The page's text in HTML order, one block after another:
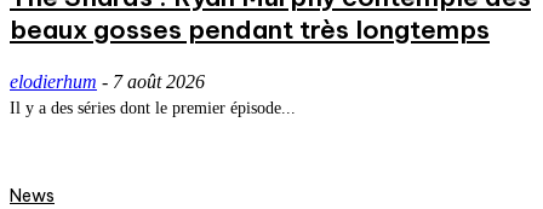
beaux gosses pendant très longtemps
elodierhum - 7 août 2026
Il y a des séries dont le premier épisode...
News